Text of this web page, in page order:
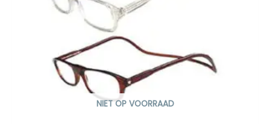
NIET OP VOORRAAD